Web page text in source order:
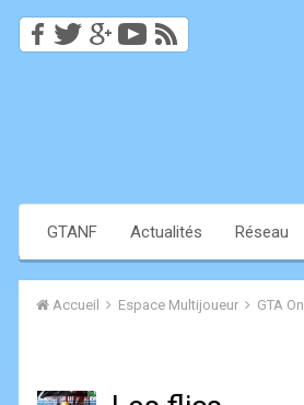
GTANF Actualités Réseau
Accueil Espace Multijoueur GTA